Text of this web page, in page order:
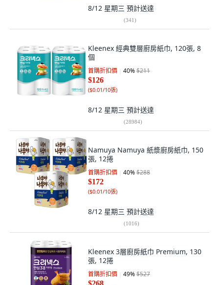
8/12 星期三 預計送達
(341)
Kleenex 經典雙層廚房紙巾, 120張, 8
個
首購折扣價 40%$211
$126
($0.01/10張)
8/12 星期三 預計送達
(28984)
Namuya Namuya 紙漿廚房紙巾, 150
張, 12捲
首購折扣價 40%$288
$172
($0.01/10張)
8/12 星期三 預計送達
(1016)
Kleenex 3層廚房紙巾 Premium, 130
張, 12捲
首購折扣價 49%$527
$268